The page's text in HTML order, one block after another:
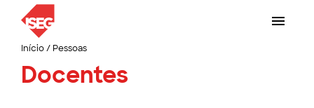
Início/ Pessoas
Docentes